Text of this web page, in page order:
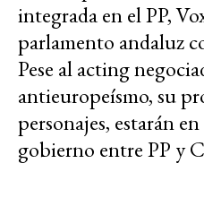
integrada en el PP,
parlamento andaluz
Pese al acting
antieuropeísmo, su
personajes, estarán
gobierno entre PP y